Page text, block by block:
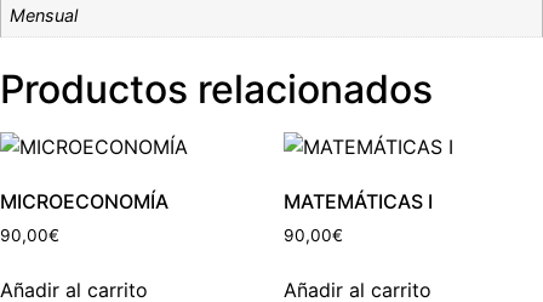
Mensual
Productos relacionados
MICROECONOMÍA
90,00€
Añadir al carrito
MATEMÁTICAS I
90,00€
Añadir al carrito